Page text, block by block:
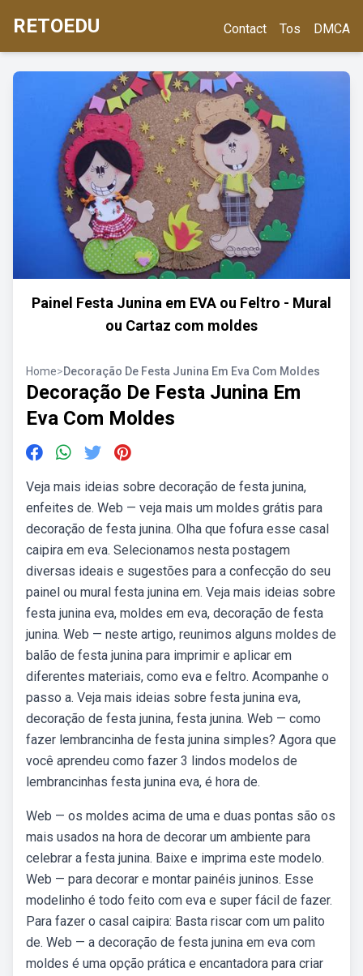
RETOEDU Contact Tos DMCA
Painel Festa Junina em EVA ou Feltro - Mural
ou Cartaz com moldes
Home>Decoração De Festa Junina Em Eva Com Moldes
Decoração De Festa Junina Em
Eva Com Moldes
Veja mais ideias sobre decoração de festa junina,
enfeites de. Web — veja mais um moldes grátis para
decoração de festa junina. Olha que fofura esse casal
caipira em eva. Selecionamos nesta postagem
diversas ideais e sugestões para a confecção do seu
painel ou mural festa junina em. Veja mais ideias sobre
festa junina eva, moldes em eva, decoração de festa
junina. Web — neste artigo, reunimos alguns moldes de
balão de festa junina para imprimir e aplicar em
diferentes materiais, como eva e feltro. Acompanhe o
passo a. Veja mais ideias sobre festa junina eva,
decoração de festa junina, festa junina. Web — como
fazer lembrancinha de festa junina simples? Agora que
você aprendeu como fazer 3 lindos modelos de
lembrancinhas festa junina eva, é hora de.
Web — os moldes acima de uma e duas pontas são os
mais usados na hora de decorar um ambiente para
celebrar a festa junina. Baixe e imprima este modelo.
Web — para decorar e montar painéis juninos. Esse
modelinho é todo feito com eva e super fácil de fazer.
Para fazer o casal caipira: Basta riscar com um palito
de. Web — a decoração de festa junina em eva com
moldes é uma opção prática e encantadora para criar